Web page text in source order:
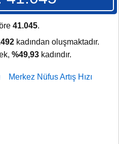
41.045.
kadından oluşmaktadır.
%49,93 kadındır.
Merkez Nüfus Artış Hızı